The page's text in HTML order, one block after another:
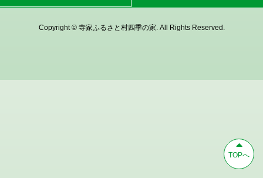
TOPへ
Copyright © 寺家ふるさと村四季の家. All Rights Reserved.